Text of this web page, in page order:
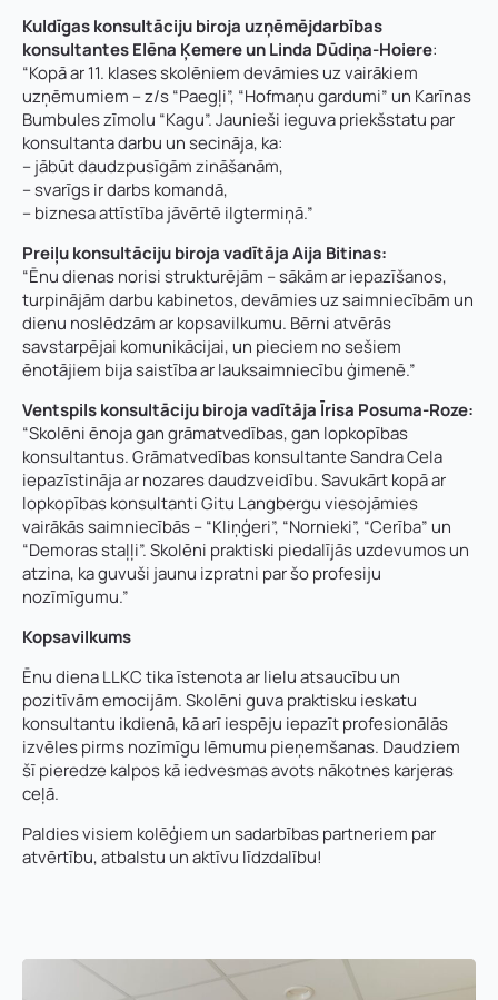
Kuldīgas konsultāciju biroja uzņēmējdarbības
konsultantes Elēna Ķemere un Linda Dūdiņa-Hoiere:
“Kopā ar 11. klases skolēniem devāmies uz vairākiem
uzņēmumiem – z/s “Paegļi”, “Hofmaņu gardumi” un Karīnas
Bumbules zīmolu “Kagu”. Jaunieši ieguva priekšstatu par
konsultanta darbu un secināja, ka:
– jābūt daudzpusīgām zināšanām,
– svarīgs ir darbs komandā,
– biznesa attīstība jāvērtē ilgtermiņā.”
Preiļu konsultāciju biroja vadītāja Aija Bitinas:
“Ēnu dienas norisi strukturējām – sākām ar iepazīšanos,
turpinājām darbu kabinetos, devāmies uz saimniecībām un
dienu noslēdzām ar kopsavilkumu. Bērni atvērās
savstarpējai komunikācijai, un pieciem no sešiem
ēnotājiem bija saistība ar lauksaimniecību ģimenē.”
Ventspils konsultāciju birojavadītāja Īrisa Posuma-Roze:
“Skolēni ēnoja gan grāmatvedības, gan lopkopības
konsultantus. Grāmatvedības konsultante Sandra Cela
iepazīstināja ar nozares daudzveidību. Savukārt kopā ar
lopkopības konsultanti Gitu Langbergu viesojāmies
vairākās saimniecībās – “Kliņģeri”, “Nornieki”, “Cerība” un
“Demoras staļļi”. Skolēni praktiski piedalījās uzdevumos un
atzina, ka guvuši jaunu izpratni par šo profesiju
nozīmīgumu.”
Kopsavilkums
Ēnu diena LLKC tika īstenota ar lielu atsaucību un
pozitīvām emocijām. Skolēni guva praktisku ieskatu
konsultantu ikdienā, kā arī iespēju iepazīt profesionālās
izvēles pirms nozīmīgu lēmumu pieņemšanas. Daudziem
šī pieredze kalpos kā iedvesmas avots nākotnes karjeras
ceļā.
Paldies visiem kolēģiem un sadarbības partneriem par
atvērtību, atbalstu un aktīvu līdzdalību!